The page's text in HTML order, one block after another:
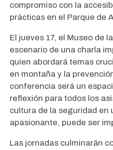
compromiso con la
prácticas en el Parque de
El jueves 17, el Museo de
escenario de una charla
quien abordará temas
en montaña y la
conferencia será un
reflexión para todos los
cultura de la seguridad en
apasionante, puede ser
Las jornadas culminarán